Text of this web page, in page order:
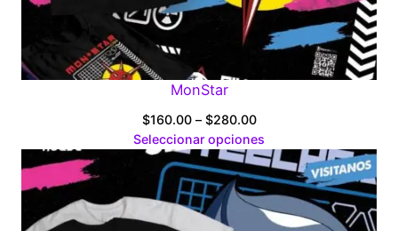
MonStar
$160.00 – $280.00Price
range:
$160.00
through
$280.00
Seleccionar opciones